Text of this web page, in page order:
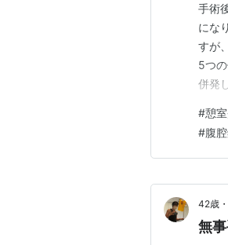
手術
にな
すが
5つ
併発
んの
みに
#憩
#腹
42歳
無